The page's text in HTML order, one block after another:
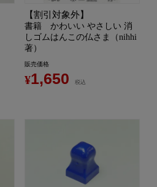
【割引対象外】
書籍 かわいい やさしい 消
しゴムはんこの仏さま（nihhi
著）
販売価格
¥1,650 税込